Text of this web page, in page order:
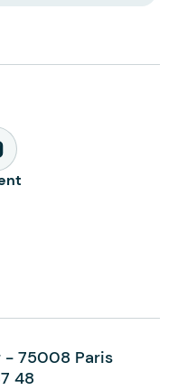
- 75008 Paris
48